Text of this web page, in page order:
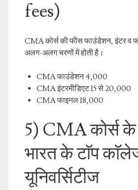
fees)
CMA कोर्स की फीस फाउंडेशन, इंटर व
अलग-अलग चरणों में होती है।
CMA फाउंडेशन 4,000
CMA इंटरमीडिएट 15 से 20,000
CMA फाइनल 18,000
5) CMA कोर्स के
भारत के टाॅप
यूनिवर्सिटीज